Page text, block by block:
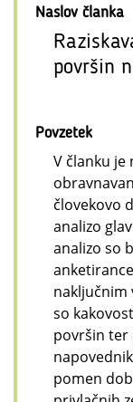
Naslov članka
površin
Povzetek
V članku
človekovo
analizo
analizo so
naključnim
so
površin ter
pomen